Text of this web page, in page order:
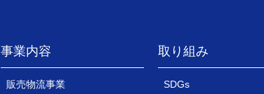
事業内容
販売物流事業
取り組み
SDGs